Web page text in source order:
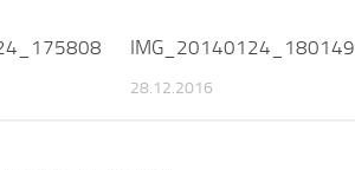
IMG_20140124_180149
28.12.2016